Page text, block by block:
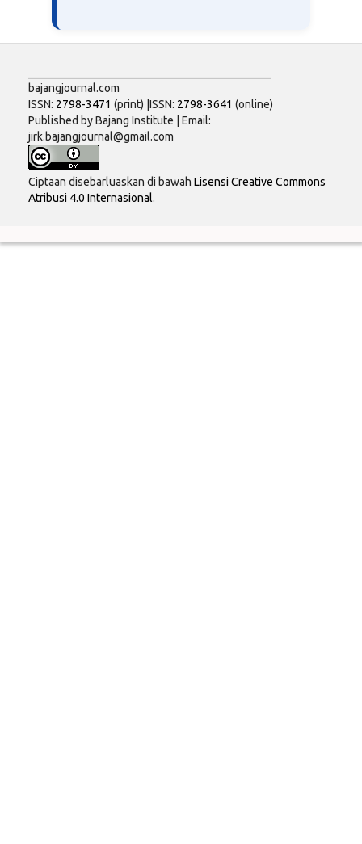
bajangjournal.com
ISSN: 2798-3471 (print) |ISSN: 2798-3641 (online)
Published by Bajang Institute | Email:
jirk.bajangjournal@gmail.com
Ciptaan disebarluaskan di bawah Lisensi Creative Commons
Atribusi 4.0 Internasional.